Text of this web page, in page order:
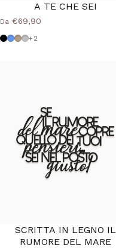
A TE CHE SEI
Da €69,90
Nero
Azzurro Polvere
Tortora
Grigio Medio
+2
SCRITTA IN LEGNO IL
RUMORE DEL MARE